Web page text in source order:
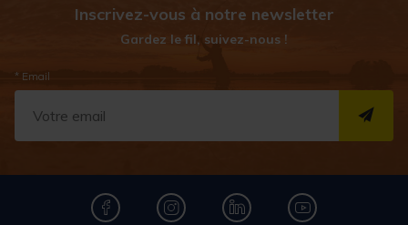
Inscrivez-vous à notre newsletter
Gardez le fil, suivez-nous !
* Email